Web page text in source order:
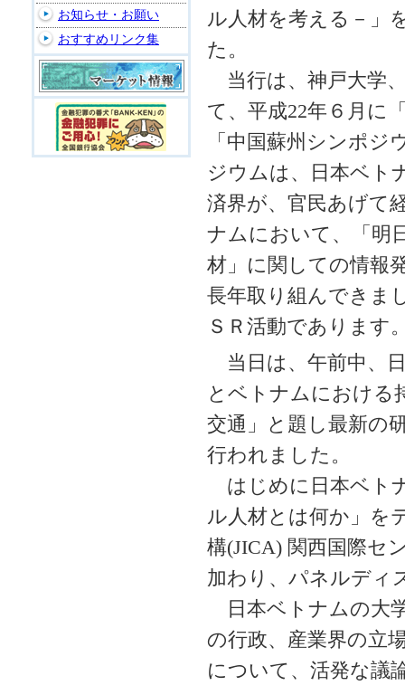
ル人材を考える－」
た。
当行は、神戸大学
て、平成22年６月に
「中国蘇州シンポ
ジウムは、日本ベト
済界が、官民あげて
ナムにおいて、「明
材」に関しての情報
長年取り組んできま
ＳＲ活動であります
当日は、午前中、
とベトナムにおける
交通」と題し最新の
行われました。
はじめに日本ベト
ル人材とは何か」を
構(JICA) 関西国際セ
加わり、パネルディ
日本ベトナムの大
の行政、産業界の立
について、活発な議
お知らせ・お願い
おすすめリンク集